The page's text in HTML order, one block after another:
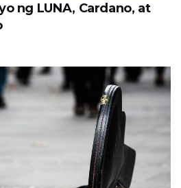
ng LUNA, Cardano, at